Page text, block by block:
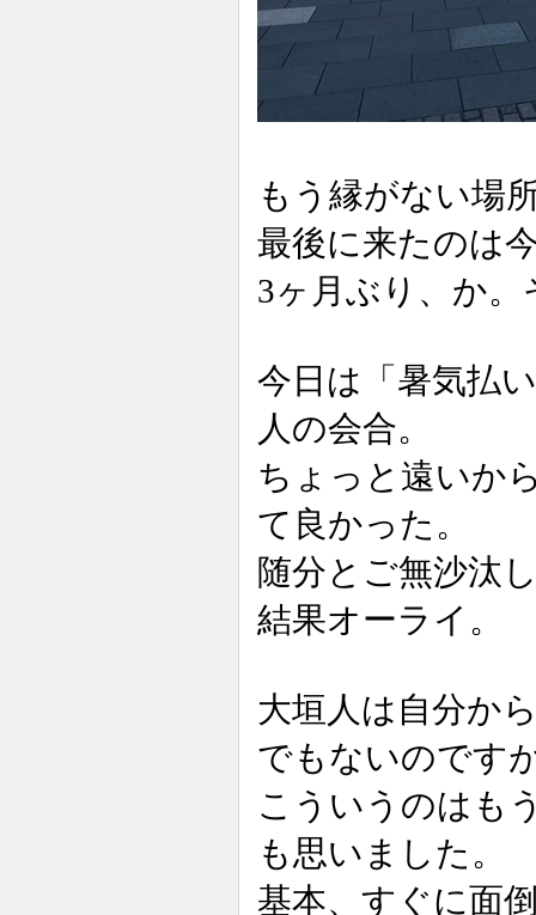
もう縁がない場
最後に来たのは
3ヶ月ぶり、か
今日は「暑気払
人の会合。
ちょっと遠いか
て良かった。
随分とご無沙汰
結果オーライ。
大垣人は自分か
でもないのです
こういうのはも
も思いました。
基本、すぐに面